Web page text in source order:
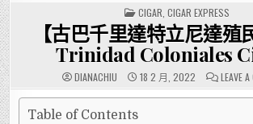
POSTED
IN
CIGAR CIGAR EXPRESS
【古巴千里達特立尼達殖
Trinidad Coloniales
DIANACHIU 18 2 月, 2022 LEAVE
Table of Contents